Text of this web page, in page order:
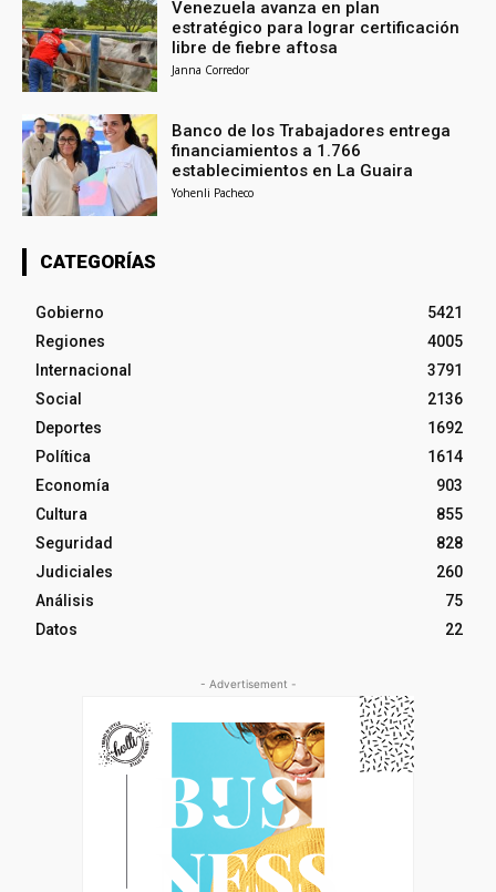
Venezuela avanza en plan
estratégico para lograr certificación
libre de fiebre aftosa
Janna Corredor
Banco de los Trabajadores entrega
financiamientos a 1.766
establecimientos en La Guaira
Yohenli Pacheco
CATEGORÍAS
Gobierno
5421
Regiones
4005
Internacional
3791
Social
2136
Deportes
1692
Política
1614
Economía
903
Cultura
855
Seguridad
828
Judiciales
260
Análisis
75
Datos
22
- Advertisement -